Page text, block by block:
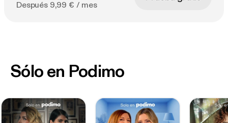
Después 9,99 € / mes
Sólo en Podimo